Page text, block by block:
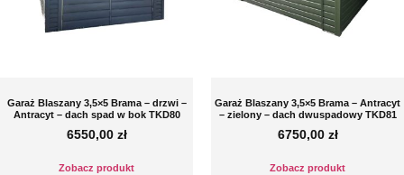
Garaż Blaszany 3,5×5 Brama – drzwi –
Antracyt – dach spad w bok TKD80
6550,00 zł
Zobacz produkt
Garaż Blaszany 3,5×5 Brama – Antracyt
– zielony – dach dwuspadowy TKD81
6750,00 zł
Zobacz produkt